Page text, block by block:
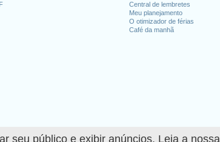
seu público e exibir anúncios. Leia a nossa
Central de lembretes
Meu planejamento
O otimizador de férias
Café da manhã